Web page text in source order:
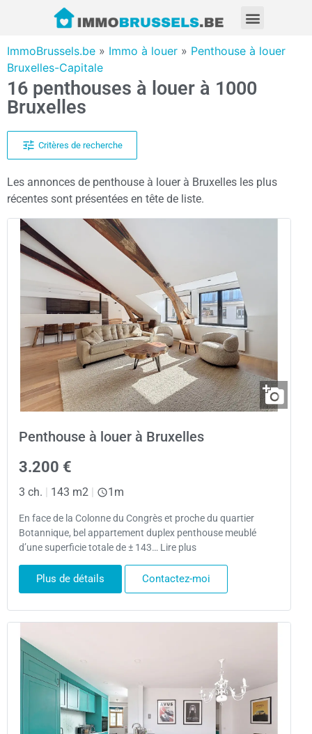
ImmoBrussels.be » Immo à louer » Penthouse à louer
Bruxelles-Capitale
16 penthouses à louer à 1000
Bruxelles
Critères de recherche
Les annonces de penthouse à louer à Bruxelles les plus
récentes sont présentées en tête de liste.
Penthouse à louer à Bruxelles
3.200 €
3 ch. 143 m2 1m
En face de la Colonne du Congrès et proche du quartier
Botannique, bel appartement duplex penthouse meublé
d’une superficie totale de ± 143… Lire plus
Plus de détails Contactez-moi